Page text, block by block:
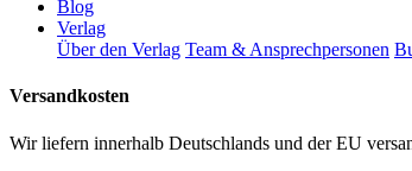
Blog
Verlag
Über den Verlag Team & Ansprechpersonen
Versandkosten
Wir liefern innerhalb Deutschlands und der EU